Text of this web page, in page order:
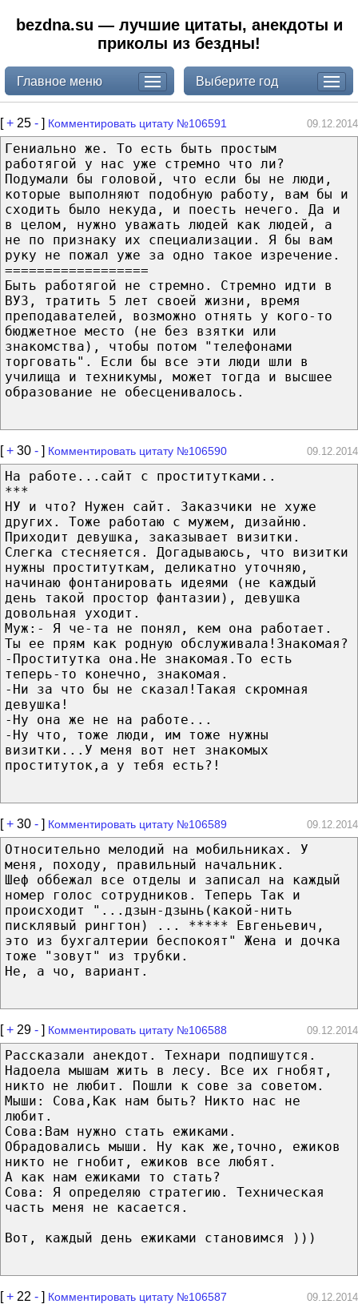
bezdna.su — лучшие цитаты, анекдоты и
приколы из бездны!
Главное меню Выберите год
[+ 25 - ] Комментировать цитату №106591 09.12.2014
Гениально же. То есть быть простым
работягой у нас уже стремно что ли?
Подумали бы головой, что если бы не люди,
которые выполняют подобную работу, вам бы и
сходить было некуда, и поесть нечего. Да и
в целом, нужно уважать людей как людей, а
не по признаку их специализации. Я бы вам
руку не пожал уже за одно такое изречение.
==================
Быть работягой не стремно. Стремно идти в
ВУЗ, тратить 5 лет своей жизни, время
преподавателей, возможно отнять у кого-то
бюджетное место (не без взятки или
знакомства), чтобы потом "телефонами
торговать". Если бы все эти люди шли в
училища и техникумы, может тогда и высшее
образование не обесценивалось.
[+ 30 - ] Комментировать цитату №106590 09.12.2014
На работе...сайт с проститутками..
***
НУ и что? Нужен сайт. Заказчики не хуже
других. Тоже работаю с мужем, дизайню.
Приходит девушка, заказывает визитки.
Слегка стесняется. Догадываюсь, что визитки
нужны проституткам, деликатно уточняю,
начинаю фонтанировать идеями (не каждый
день такой простор фантазии), девушка
довольная уходит.
Муж:- Я че-та не понял, кем она работает.
Ты ее прям как родную обслуживала!Знакомая?
-Проститутка она.Не знакомая.То есть
теперь-то конечно, знакомая.
-Ни за что бы не сказал!Такая скромная
девушка!
-Ну она же не на работе...
-Ну что, тоже люди, им тоже нужны
визитки...У меня вот нет знакомых
проституток,а у тебя есть?!
[+ 30 - ] Комментировать цитату №106589 09.12.2014
Относительно мелодий на мобильниках. У
меня, походу, правильный начальник.
Шеф оббежал все отделы и записал на каждый
номер голос сотрудников. Теперь Так и
происходит "...дзын-дзынь(какой-нить
писклявый рингтон) ... ***** Евгеньевич,
это из бухгалтерии беспокоят" Жена и дочка
тоже "зовут" из трубки.
Не, а чо, вариант.
[+ 29 - ] Комментировать цитату №106588 09.12.2014
Рассказали анекдот. Технари подпишутся.
Надоела мышам жить в лесу. Все их гнобят,
никто не любит. Пошли к сове за советом.
Мыши: Сова,Как нам быть? Никто нас не
любит.
Сова:Вам нужно стать ежиками.
Обрадовались мыши. Ну как же,точно, ежиков
никто не гнобит, ежиков все любят.
А как нам ежиками то стать?
Сова: Я определяю стратегию. Техническая
часть меня не касается.
Вот, каждый день ежиками становимся )))
[+ 22 - ] Комментировать цитату №106587 09.12.2014